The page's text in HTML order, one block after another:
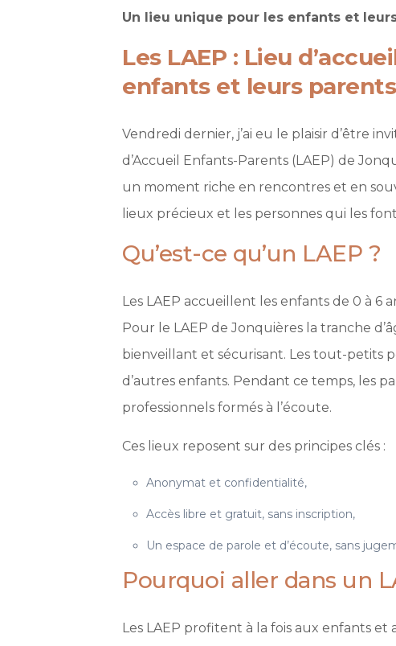
Un lieu unique pour les enfants et
Les LAEP : Lieu
enfants et leurs parents
Vendredi dernier, j’ai eu le plaisir d’être
d’Accueil Enfants-Parents (LAEP) de
un moment riche en rencontres et en
lieux précieux et les personnes qui les
Qu’est-ce qu’un LAEP ?
Les LAEP accueillent les enfants de 0 à 6
Pour le LAEP de Jonquières la tranche
bienveillant et sécurisant. Les tout-
d’autres enfants. Pendant ce temps, les
professionnels formés à l’écoute.
Ces lieux reposent sur des principes clés :
Anonymat et confidentialité,
Accès libre et gratuit, sans inscription,
Un espace de parole et d’écoute, sans
Pourquoi aller dans un
Les LAEP profitent à la fois aux enfants